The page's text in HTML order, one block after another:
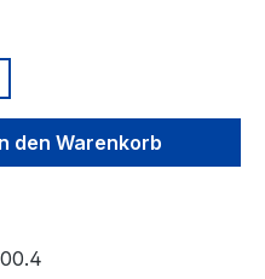
den
den Warenkorb